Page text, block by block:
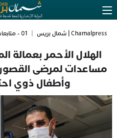
Chamalpress | شمال بريس 01 - متابعات
الهلال الأحمر بعمالة
مساعدات لمرضى
وأطفال ذوي